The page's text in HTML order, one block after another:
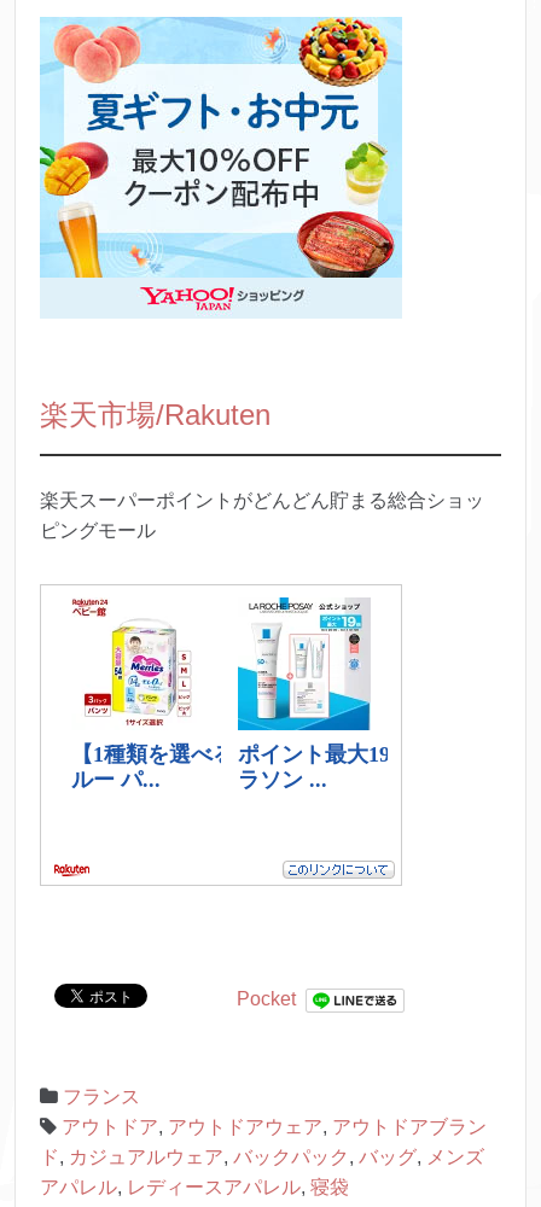
楽天市場/Rakuten
楽天スーパーポイントがどんどん貯まる総合ショッ
ピングモール
Pocket
フランス
アウトドア, アウトドアウェア, アウトドアブラン
ド, カジュアルウェア, バックパック , バッグ, メンズ
アパレル, レディースアパレル, 寝袋